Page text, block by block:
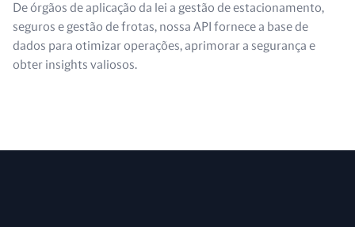
De órgãos de aplicação da lei a gestão de estacionamento,
seguros e gestão de frotas, nossa API fornece a base de
dados para otimizar operações, aprimorar a segurança e
obter insights valiosos.